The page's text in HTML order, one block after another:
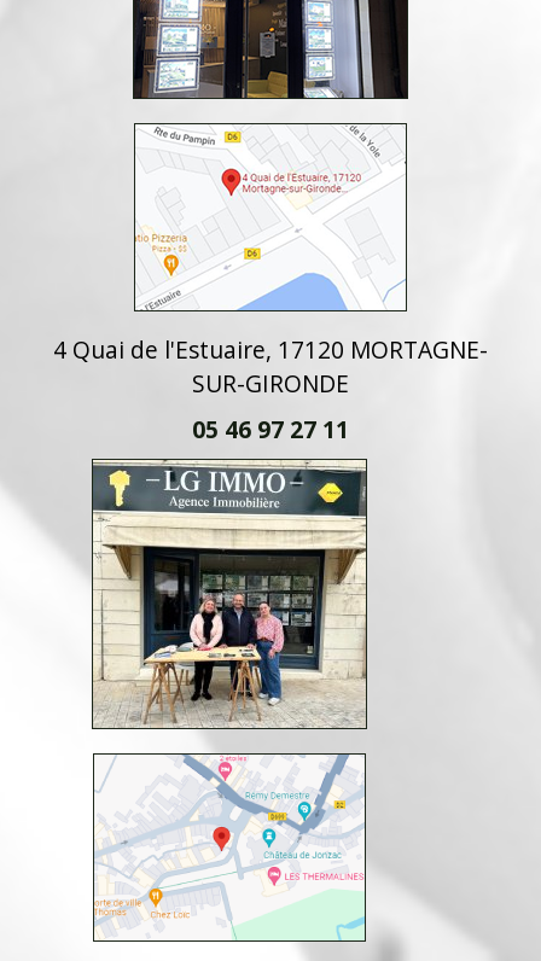
4 Quai de l'Estuaire, 17120 MORTAGNE-
SUR-GIRONDE
05 46 97 27 11